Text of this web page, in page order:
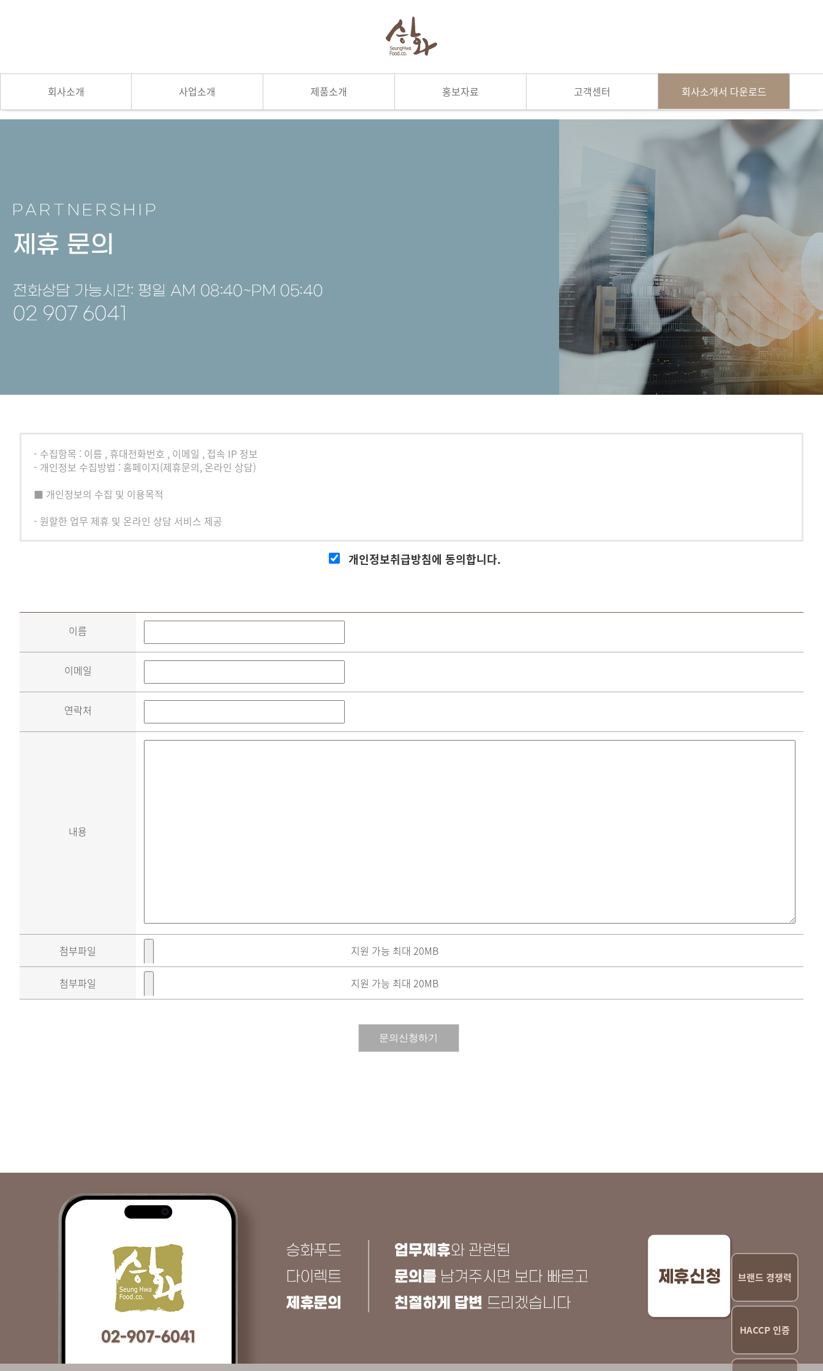
회사소개 사업소개 제품소개 홍보자료 고객센터 회사소개서 다운로드
브랜드 경쟁력
HACCP 인증
- 수집항목 : 이름 , 휴대전화번호 , 이메일 , 접속 IP 정보
- 개인정보 수집방법 : 홈페이지(제휴문의, 온라인 상담)
■ 개인정보의 수집 및 이용목적
- 원할한 업무 제휴 및 온라인 상담 서비스 제공
개인정보취급방침에 동의합니다.
이름
이메일
연락처
내용
첨부파일 지원 가능 최대 20MB
첨부파일 지원 가능 최대 20MB